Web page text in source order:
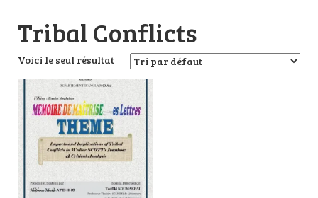
Tribal Conflicts
Voici le seul résultat